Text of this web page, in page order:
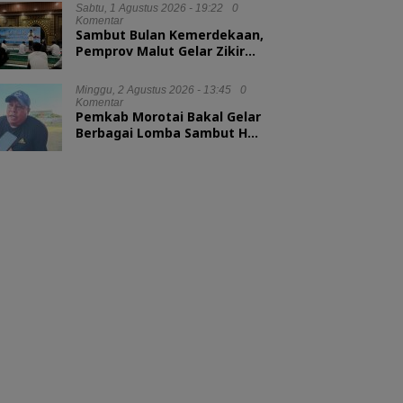
Sabtu, 1 Agustus 2026 - 19:22
0
Komentar
Sambut Bulan Kemerdekaan,
Pemprov Malut Gelar Zikir
Minggu, 2 Agustus 2026 - 13:45
0
Komentar
Pemkab Morotai Bakal Gelar
Berbagai Lomba Sambut HUT